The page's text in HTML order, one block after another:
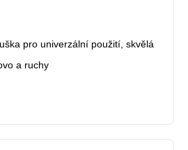
pro univerzální použití, skvělá
a ruchy